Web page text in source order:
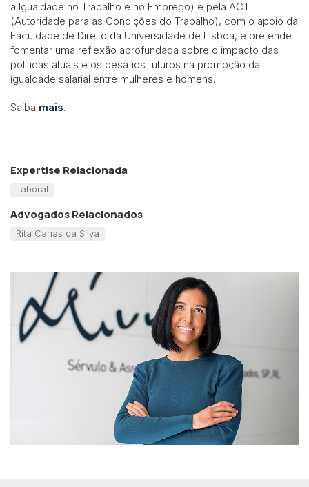
a Igualdade no Trabalho e no Emprego) e pela ACT
(Autoridade para as Condições do Trabalho), com o apoio da
Faculdade de Direito da Universidade de Lisboa, e pretende
fomentar uma reflexão aprofundada sobre o impacto das
políticas atuais e os desafios futuros na promoção da
igualdade salarial entre mulheres e homens.
Saiba mais.
Expertise Relacionada
Laboral
Advogados Relacionados
Rita Canas da Silva